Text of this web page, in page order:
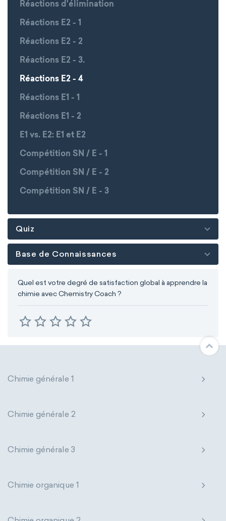
Réactions d'élimination
Réactions E2 - 1
Réactions E2 - 2
Réactions E2 - 3.
Réactions E2 - 4
Réactions E1 - 1
Réactions E1 - 2
E1 vs. E2: E1 et E2
Compétition SN / E - 1
Compétition SN / E - 2
Compétition SN / E - 3
Quiz
Base de Connaissances
Quel est votre degré de satisfaction global à apprendre la
chimie avec Chemistry Coach ?
Chimie générale 1
Chimie générale 2
Chimie générale 3
Chimie organique 1